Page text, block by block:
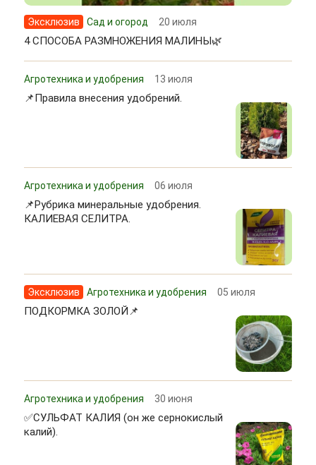
Эксклюзив Сад и огород 20 июля
4 СПОСОБА РАЗМНОЖЕНИЯ МАЛИНЫ🌿
Агротехника и удобрения 13 июля
📌Правила внесения удобрений.
Агротехника и удобрения 06 июля
📌Рубрика минеральные удобрения.
КАЛИЕВАЯ СЕЛИТРА.
Эксклюзив Агротехника и удобрения 05 июля
ПОДКОРМКА ЗОЛОЙ📌
Агротехника и удобрения 30 июня
✅СУЛЬФАТ КАЛИЯ (он же сернокислый
калий).